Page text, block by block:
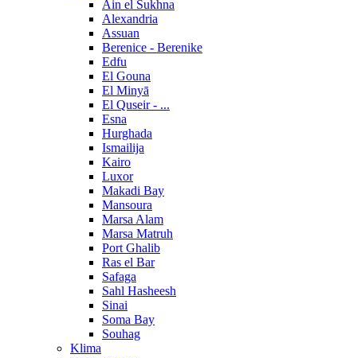
Ain el Sukhna
Alexandria
Assuan
Berenice - Berenike
Edfu
El Gouna
El Minyā
El Quseir - ...
Esna
Hurghada
Ismailija
Kairo
Luxor
Makadi Bay
Mansoura
Marsa Alam
Marsa Matruh
Port Ghalib
Ras el Bar
Safaga
Sahl Hasheesh
Sinai
Soma Bay
Souhag
Klima